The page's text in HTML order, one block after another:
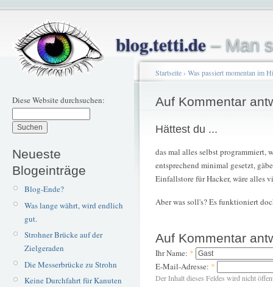
blog.tetti.de– Man
Diese Website durchsuchen:
Neueste
Blogeinträge
Blog-Ende?
Was lange währt, wird endlich
gut.
Strohner Brücke auf der
Zielgeraden
Die Messerbrücke zu Strohn
Keine Durchfahrt für Kanuten
Startseite› Was passiert momentan im
Auf Kommentar
Hättest du ...
das mal alles selbst programmiert,
entsprechend minimal gesetzt,
Einfallstore für Hacker, wäre alles
Aber was soll's? Es funktioniert
Auf Kommentar
Ihr Name: *
E-Mail-Adresse: *
Der Inhalt dieses Feldes wird nicht